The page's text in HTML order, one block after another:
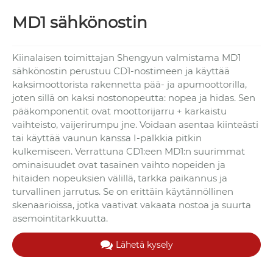
MD1 sähkönostin
Kiinalaisen toimittajan Shengyun valmistama MD1
sähkönostin perustuu CD1-nostimeen ja käyttää
kaksimoottorista rakennetta pää- ja apumoottorilla,
joten sillä on kaksi nostonopeutta: nopea ja hidas. Sen
pääkomponentit ovat moottorijarru + karkaistu
vaihteisto, vaijerirumpu jne. Voidaan asentaa kiinteästi
tai käyttää vaunun kanssa I-palkkia pitkin
kulkemiseen. Verrattuna CD1:een MD1:n suurimmat
ominaisuudet ovat tasainen vaihto nopeiden ja
hitaiden nopeuksien välillä, tarkka paikannus ja
turvallinen jarrutus. Se on erittäin käytännöllinen
skenaarioissa, jotka vaativat vakaata nostoa ja suurta
asemointitarkkuutta.
Lähetä kysely